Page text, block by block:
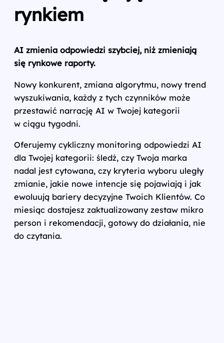
rynkiem
AI zmienia odpowiedzi szybciej, niż zmieniają
się rynkowe raporty.
Nowy konkurent, zmiana algorytmu, nowy trend
wyszukiwania, każdy z tych czynników może
przestawić narrację AI w Twojej kategorii
w ciągu tygodni.
Oferujemy cykliczny monitoring odpowiedzi AI
dla Twojej kategorii: śledź, czy Twoja marka
nadal jest cytowana, czy kryteria wyboru uległy
zmianie, jakie nowe intencje się pojawiają i jak
ewoluują bariery decyzyjne Twoich Klientów. Co
miesiąc dostajesz zaktualizowany zestaw mikro
person i rekomendacji, gotowy do działania, nie
do czytania.